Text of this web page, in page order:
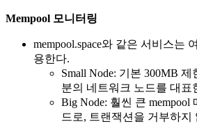
Mempool 모니터링
mempool.space와 같은 서비스는
용한다.
Small Node: 기본 300MB
분의 네트워크 노드를 대표
Big Node: 훨씬 큰
드로, 트랜잭션을 거부하지